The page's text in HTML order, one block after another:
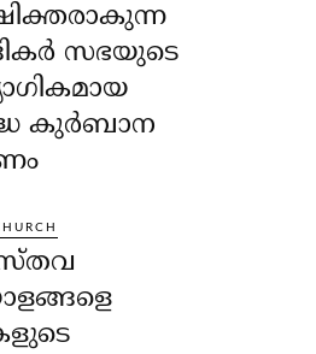
സഭയുടെ
കുർബാന